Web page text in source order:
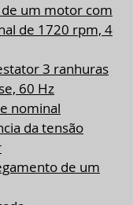
um motor com
de 1720 rpm, 4
3 ranhuras
60 Hz
nominal
da tensão
de um